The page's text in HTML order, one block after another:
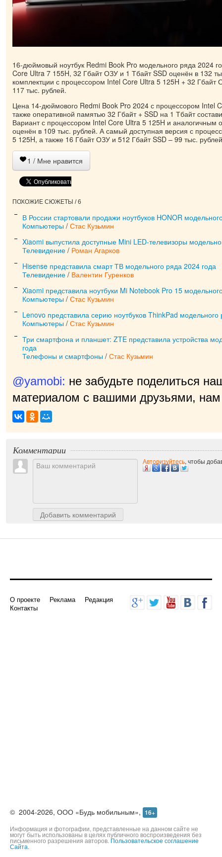
16-дюймовый ноутбук Redmi Book Pro модельного ряда 2024
Core Ultra 7 155H, 32 Гбайт ОЗУ и 1 Тбайт SSD оценён в 132
комплектции с процессором Intel Core Ultra 5 125H + 32 Гбайт
117 тыс. рублей.
Цена 14-дюймового Redmi Book Pro 2024 с процессором Intel
также оперативной памятью 32 Гбайт + SSD на 1 Тбайт
Вариант с процессором Intel Core Ultra 5 125H и аналогичным
оценён в 109 тыс. рублей. А самый доступная версия с
5 125H, а также 16 Гбайт ОЗУ и 512 Гбайт SSD – 99 тыс.
1 / Мне нравится
ПОХОЖИЕ СЮЖЕТЫ / 6
В России стартовали продажи ноутбуков HONOR
Компьютеры / Стас Кузьмин
Xiaomi выпустила доступные Mini LED-телевизоры
Телевидение / Роман Агарков
Hisense представила смарт ТВ модельного ряда 2024 года
Телевидение / Валентин Гуренков
Xiaomi представила ноутбуки Mi Notebook Pro 15
Компьютеры / Стас Кузьмин
Lenovo представила серию ноутбуков ThinkPad модельного
Компьютеры / Стас Кузьмин
Три смартфона и планшет: ZTE представила устройства
года
Телефоны и смартфоны / Стас Кузьмин
@yamobi: не забудьте поделиться
материалом с вашими друзьями, нам
приятно!
Комментарии
©2004-2026,ООО «Будь мобильным», 16+
Информация и фотографии, представленные на данном сайте не
могут быть использованы в целях публичного воспроизведения без